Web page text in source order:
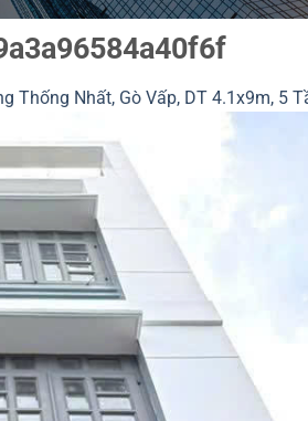
Thống Nhất, Gò Vấp, DT 4.1x9m, 5